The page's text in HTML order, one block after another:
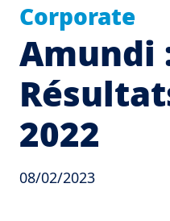
Corporate
Amundi
2022
08/02/2023